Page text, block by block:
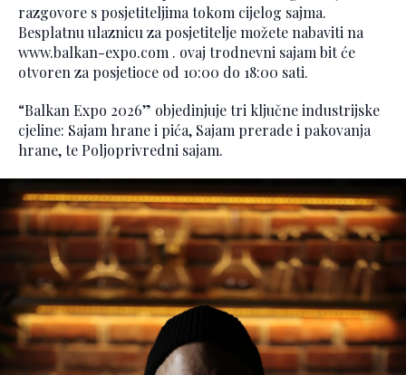
razgovore s posjetiteljima tokom cijelog sajma.
Besplatnu ulaznicu za posjetitelje možete nabaviti na
www.balkan-expo.com . ovaj trodnevni sajam bit će
otvoren za posjetioce od 10:00 do 18:00 sati.
“Balkan Expo 2026” objedinjuje tri ključne industrijske
cjeline: Sajam hrane i pića, Sajam prerade i pakovanja
hrane, te Poljoprivredni sajam.